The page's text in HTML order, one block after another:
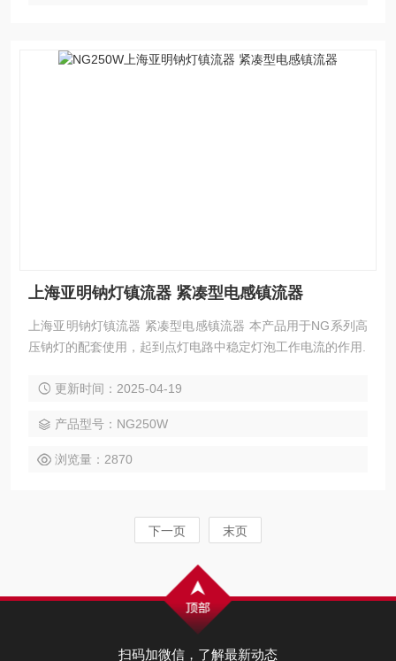
上海亚明钠灯镇流器 紧凑型电感镇流器
上海亚明钠灯镇流器 紧凑型电感镇流器 本产品用于NG系列高
压钠灯的配套使用，起到点灯电路中稳定灯泡工作电流的作用.
更新时间：2025-04-19
产品型号：NG250W
浏览量：2870
下一页 末页
扫码加微信，了解最新动态